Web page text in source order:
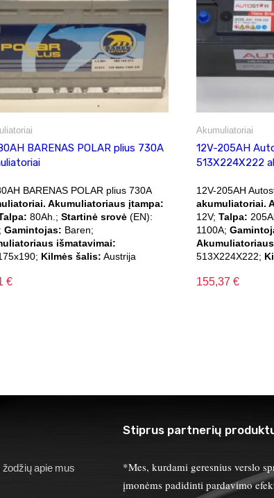
BARENAS POLAR plius 730A
BARENAS POLAR plius 730A
Akumuliatoriaus įtampa:
80Ah.; Startinė srovė (EN):
Gamintojas: Baren;
išmatavimai:
Kilmės šalis: Austrija
€
Akumuliatoriai
12V-205AH
513X224X222
12V-205AH
akumuliatoriai.
12V; Talpa:
1100A;
513X224X222;
155,37 €
apie mus
Stiprus partnerių
*Mes, kurdami geresnius verslo
įmonėms padidinti pardavimo